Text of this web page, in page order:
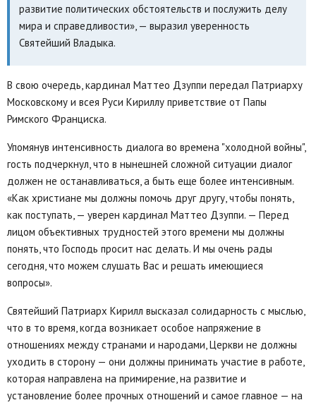
развитие политических обстоятельств и послужить делу
мира и справедливости», — выразил уверенность
Святейший Владыка.
В свою очередь, кардинал Маттео Дзуппи передал Патриарху
Московскому и всея Руси Кириллу приветствие от Папы
Римского Франциска.
Упомянув интенсивность диалога во времена "холодной войны",
гость подчеркнул, что в нынешней сложной ситуации диалог
должен не останавливаться, а быть еще более интенсивным.
«Как христиане мы должны помочь друг другу, чтобы понять,
как поступать, — уверен кардинал Маттео Дзуппи. — Перед
лицом объективных трудностей этого времени мы должны
понять, что Господь просит нас делать. И мы очень рады
сегодня, что можем слушать Вас и решать имеющиеся
вопросы».
Святейший Патриарх Кирилл высказал солидарность с мыслью,
что в то время, когда возникает особое напряжение в
отношениях между странами и народами, Церкви не должны
уходить в сторону — они должны принимать участие в работе,
которая направлена на примирение, на развитие и
установление более прочных отношений и самое главное — на